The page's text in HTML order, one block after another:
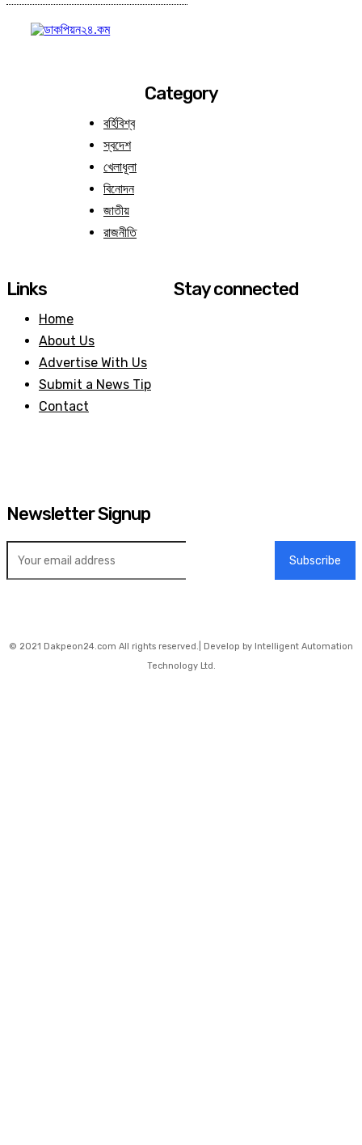
Category
বর্হিবিশ্ব
স্বদেশ
খেলাধূলা
বিনোদন
জাতীয়
রাজনীতি
Links
Home
About Us
Advertise With Us
Submit a News Tip
Contact
Stay connected
Newsletter Signup
Subscribe
© 2021 Dakpeon24.com All rights reserved.| Develop by Intelligent Automation
Technology Ltd.